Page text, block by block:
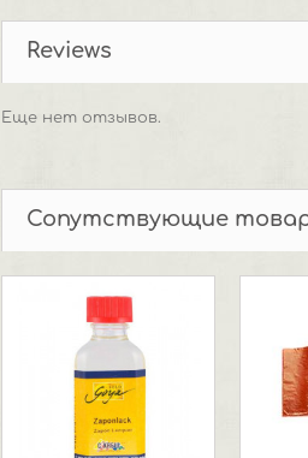
Reviews
Еще нет отзывов.
Сопутствующие